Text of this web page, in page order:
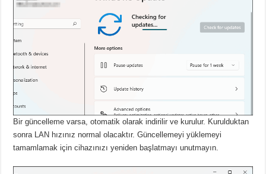
Bir güncelleme varsa, otomatik olarak indirilir ve kurulur. Kurulduktan
sonra LAN hızınız normal olacaktır.Güncellemeyi yüklemeyi
tamamlamak için cihazınızı yeniden başlatmayı unutmayın.